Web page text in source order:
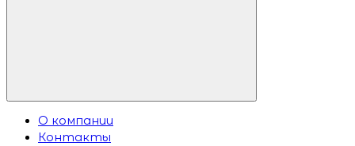
О компании
Контакты